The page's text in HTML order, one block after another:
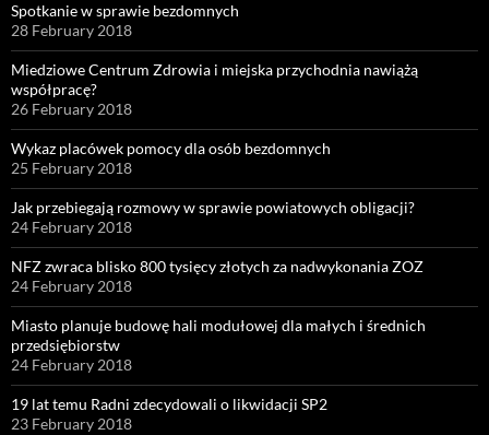
Spotkanie w sprawie bezdomnych
28 February 2018
Miedziowe Centrum Zdrowia i miejska przychodnia nawiążą
współpracę?
26 February 2018
Wykaz placówek pomocy dla osób bezdomnych
25 February 2018
Jak przebiegają rozmowy w sprawie powiatowych obligacji?
24 February 2018
NFZ zwraca blisko 800 tysięcy złotych za nadwykonania ZOZ
24 February 2018
Miasto planuje budowę hali modułowej dla małych i średnich
przedsiębiorstw
24 February 2018
19 lat temu Radni zdecydowali o likwidacji SP2
23 February 2018